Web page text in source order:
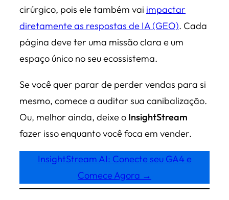
cirúrgico, pois ele também vai impactar
diretamente as respostas de IA (GEO). Cada
página deve ter uma missão clara e um
espaço único no seu ecossistema.
Se você quer parar de perder vendas para si
mesmo, comece a auditar sua canibalização.
Ou, melhor ainda, deixe o InsightStream
fazer isso enquanto você foca em vender.
InsightStream AI: Conecte seu GA4 e
Comece Agora →